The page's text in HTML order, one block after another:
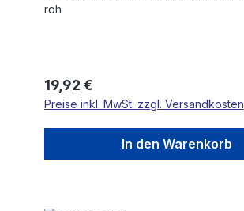
roh
Regulärer Preis:
19,92 €
Preise inkl. MwSt. zzgl. Versandkosten
In den Warenkorb